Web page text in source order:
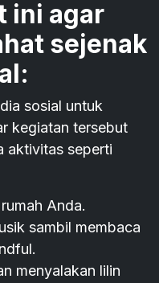
ini agar
sejenak
sosial untuk
kegiatan tersebut
aktivitas seperti
Anda.
sambil membaca
menyalakan lilin